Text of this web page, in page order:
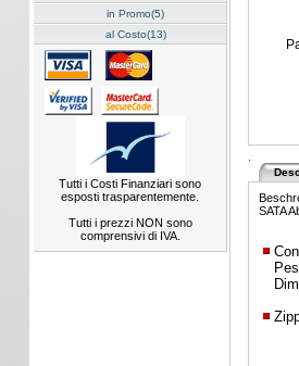
in Promo(5)
al Costo(13)
Tutti i Costi Finanziari sono
esposti trasparentemente.
Tutti i prezzi NON sono
comprensivi di IVA.
SATA